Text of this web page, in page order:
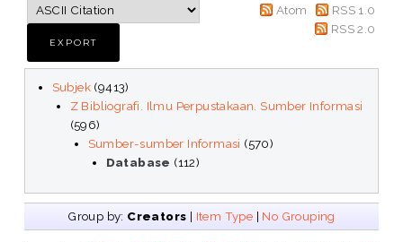
Atom
RSS 1.0
RSS 2.0
Subjek (9413)
Z Bibliografi. Ilmu Perpustakaan. Sumber Informasi
(596)
Sumber-sumber Informasi (570)
Database (112)
Group by: Creators | Item Type | No Grouping